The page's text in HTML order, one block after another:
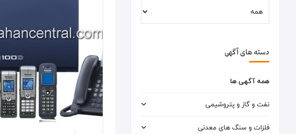
دسته های آگهی
همه آگهی ها
نفت و گاز و پتروشیمی
فلزات و سنگ های معدنی